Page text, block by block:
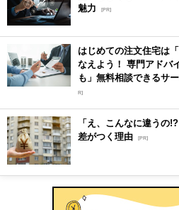
魅力
[PR]
はじめての注文住宅は
なえよう！ 専門アドバ
も」無料相談できるサ
R]
「え、こんなに違うの
差がつく理由 [PR]